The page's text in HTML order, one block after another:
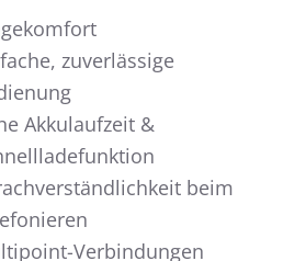
zuverlässige
Akkulaufzeit &
beim
Verbindungen